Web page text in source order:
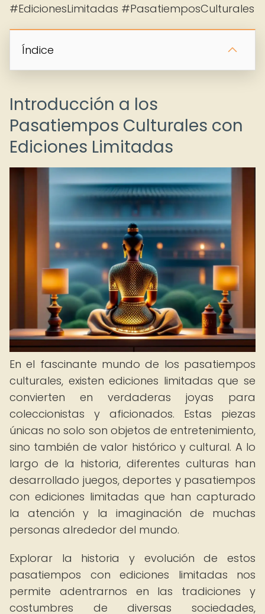
#EdicionesLimitadas #PasatiemposCulturales
Índice
Introducción a los
Pasatiempos Culturales con
Ediciones Limitadas
En el fascinante mundo de los pasatiempos
culturales, existen ediciones limitadas que se
convierten en verdaderas joyas para
coleccionistas y aficionados. Estas piezas
únicas no solo son objetos de entretenimiento,
sino también de valor histórico y cultural. A lo
largo de la historia, diferentes culturas han
desarrollado juegos, deportes y pasatiempos
con ediciones limitadas que han capturado
la atención y la imaginación de muchas
personas alrededor del mundo.
Explorar la historia y evolución de estos
pasatiempos con ediciones limitadas nos
permite adentrarnos en las tradiciones y
costumbres de diversas sociedades,